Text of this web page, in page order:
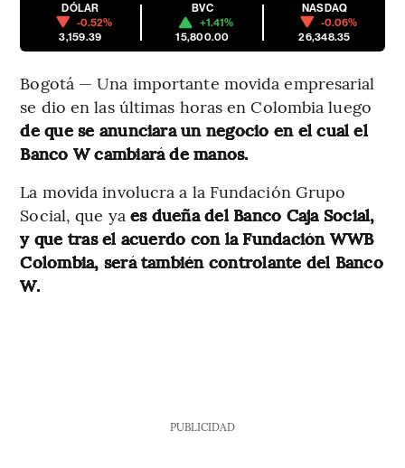
DÓLAR
-0.52%
3,159.39
BVC
+1.41%
15,800.00
NASDAQ
-0.06%
26,348.35
Bogotá — Una importante movida empresarial
se dio en las últimas horas en Colombia luego
de que se anunciara un negocio en el cual el
Banco W cambiará de manos.
La movida involucra a la Fundación Grupo
Social, que ya es dueña del Banco Caja Social,
y que tras el acuerdo con la Fundación WWB
Colombia, será también controlante del Banco
W.
PUBLICIDAD